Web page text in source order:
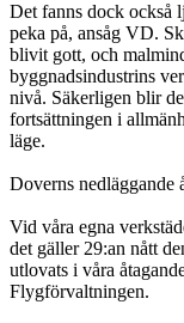
Det fanns dock också
peka på, ansåg VD.
blivit gott, och
byggnadsindustrins
nivå. Säkerligen blir
fortsättningen i
läge.
Doverns nedläggande
Vid våra egna
det gäller 29:an nått
utlovats i våra
Flygförvaltningen.